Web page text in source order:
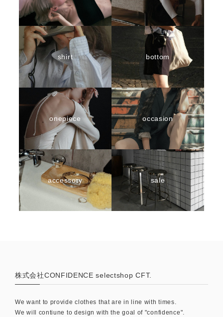
shirt bottom
onepiece occasion
accessory sale
株式会社CONFIDENCE selectshop CFT.
We want to provide clothes that are in line with times.
We will contiune to design with the goal of "confidence".